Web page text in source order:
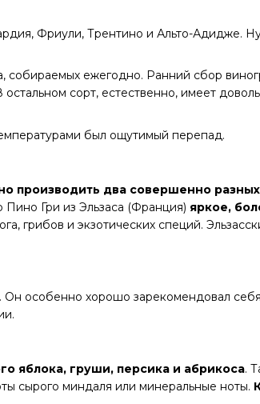
Фриули, Трентино и Альто-Адидже.
собираемых ежегодно. Ранний сбор
сорт, естественно, имеет
был ощутимый перепад.
производить два совершенно
Пино Гри из Эльзаса (Франция) яркое,
грибов и экзотических специй.
Он особенно хорошо зарекомендовал
яблока, груши, персика и абрикоса.
сырого миндаля или минеральные ноты.